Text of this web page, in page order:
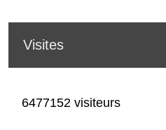
Visites
6477152 visiteurs